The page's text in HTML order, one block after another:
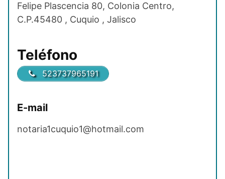
Felipe Plascencia 80, Colonia Centro,
C.P.45480 , Cuquio , Jalisco
Teléfono
523737965191
E-mail
notaria1cuquio1@hotmail.com